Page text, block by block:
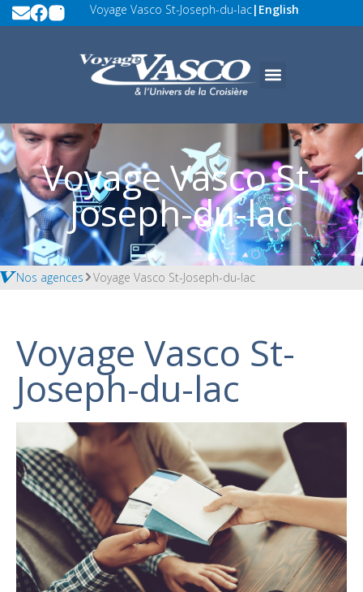
Voyage Vasco St-Joseph-du-lac| English
Voyage Vasco St-
Joseph-du-lac
Nos agences Voyage Vasco St-Joseph-du-lac
Voyage Vasco St-
Joseph-du-lac